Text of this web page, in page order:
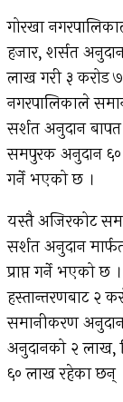
गोरखा
हजार, शर्सत
लाख गरी ३ करोड
नगरपालिकाले
सर्शत अनुदान
समपुरक अनुदान ६०
गर्ने भएको छ ।
यस्तै अजिरकोट
सर्शत अनुदान
प्राप्त गर्ने भएको
हस्तान्तरणबाट २
समानीकरण
अनुदानको २ लाख,
६० लाख रहेका छन्